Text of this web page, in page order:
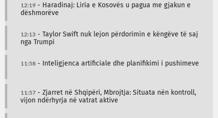
12:19 - Haradinaj: Liria e Kosovës u pagua me gjakun e
dëshmorëve
12:13 - Taylor Swift nuk lejon përdorimin e këngëve të saj
nga Trumpi
11:58 - Inteligjenca artificiale dhe planifikimi i pushimeve
11:57 - Zjarret në Shqipëri, Mbrojtja: Situata nën kontroll,
vijon ndërhyrja në vatrat aktive